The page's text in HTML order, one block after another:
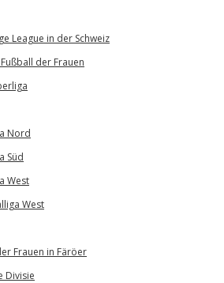
League in der Schweiz
der Frauen
Nord
Süd
West
West
Frauen in Färöer
Divisie